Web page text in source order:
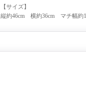
【サイズ】
縦約46cm 横約36cm マチ幅約